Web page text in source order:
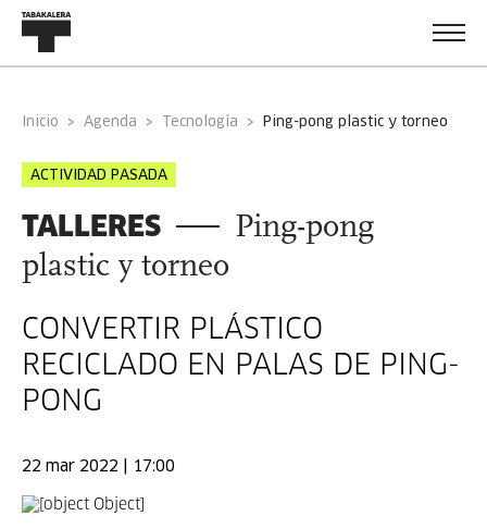
Inicio Agenda Tecnología ping-pong plastic y torneo
ACTIVIDAD PASADA
TALLERES
Ping-pong
plastic y torneo
CONVERTIR PLÁSTICO
RECICLADO EN PALAS DE PING-
PONG
22 mar 2022 | 17:00